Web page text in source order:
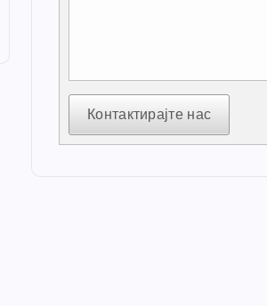
Контактирајте нас